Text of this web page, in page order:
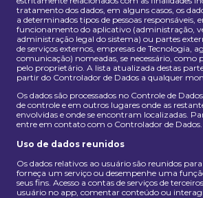
tratamento dos dados, em alguns casos, os
a determinados tipos de pessoas responsáveis,
funcionamento do aplicativo (administração,
administração legal do sistema) ou partes
de serviços externos, empresas de Tecnologia,
comunicação) nomeadas, se necessário, como
pelo proprietário. A lista atualizada destas
partir do Controlador de Dados a qualquer
Os dados são processados no Controle de
de controle e em outros lugares onde as
envolvidas e onde se encontram localizadas.
entre em contato com o Controlador de Dados.
Uso de dados reunidos
Os dados relativos ao usuário são reunidos
forneça um serviço ou desempenhe uma
seus fins. Acesso a contas de serviços de
usuário no app, comentar conteúdo ou